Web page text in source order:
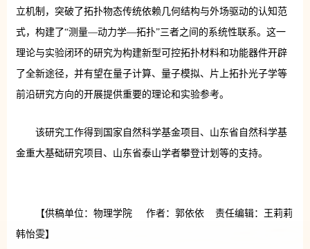
立机制，突破了拓扑物态传统依赖几何结构与外场驱动的认知范
式，构建了“测量—动力学—拓扑”三者之间的系统性联系。这一
理论与实验闭环的研究为构建新型可控拓扑材料和功能器件开辟
了全新途径，并有望在量子计算、量子模拟、片上拓扑光子学等
前沿研究方向的开展提供重要的理论和实验参考。
该研究工作得到国家自然科学基金项目、山东省自然科学基
金重大基础研究项目、山东省泰山学者攀登计划等的支持。
【供稿单位：物理学院 作者：郭依依 责任编辑：王莉莉
韩怡雯】